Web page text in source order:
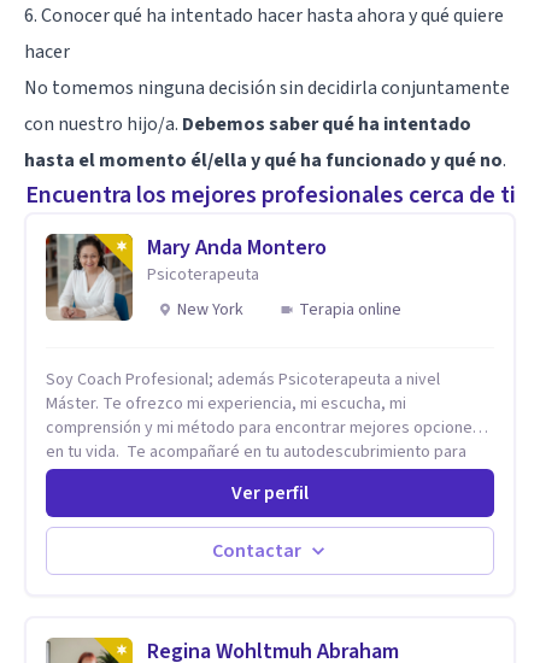
6. Conocer qué ha intentado hacer hasta ahora y qué quiere
hacer
No tomemos ninguna decisión sin decidirla conjuntamente
con nuestro hijo/a. Debemos saber qué ha intentado
hasta el momento él/ella y qué ha funcionado y qué no.
Encuentra los mejores profesionales cerca de ti
Mary Anda Montero
Psicoterapeuta
New York
Terapia online
Soy Coach Profesional; además Psicoterapeuta a nivel
Máster. Te ofrezco mi experiencia, mi escucha, mi
comprensión y mi método para encontrar mejores opciones
en tu vida. Te acompañaré en tu autodescubrimiento para
que asumas el control de tu vida. Te ayudaré a identificar tus
fortalezas y a encontrar la riqueza que hay en ti para lograr
tus metas con éxito. Te apoyaré para que descubras que
eres capaz de convertir los problemas en oportunidades Tú
tienes derecho a vivir con bienestar, sin culpas, sin
fortalezas que te han llevado a alcanzar metas y objetivos
Ver perfil
Contactar
Regina Wohltmuh Abraham